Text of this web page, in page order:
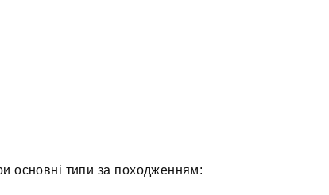
основні типи за походженням: